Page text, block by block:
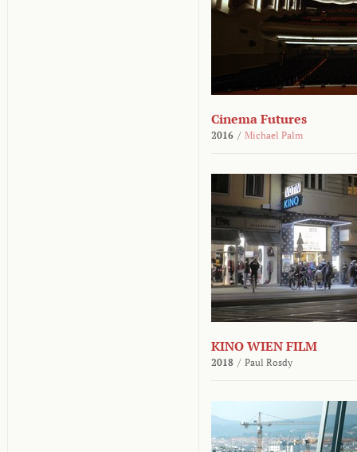
Cinema Futures
2016 / Michael Palm
KINO WIEN FILM
2018 / Paul Rosdy